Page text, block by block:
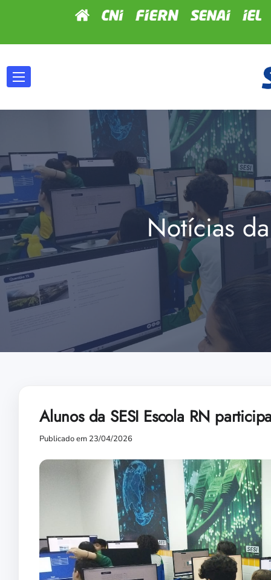
Notícias
Alunos da SESI Escola RN
Publicado em 23/04/2026